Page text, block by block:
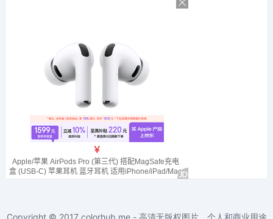
Copyright © 2017 colorhub.me - 高清无版权图片，个人和商业用途